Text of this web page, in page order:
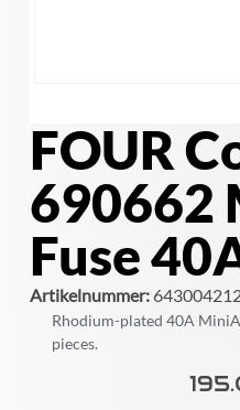
FOUR
690662
Fuse
Artikelnummer:
Rhodium-plated 40A
pieces.